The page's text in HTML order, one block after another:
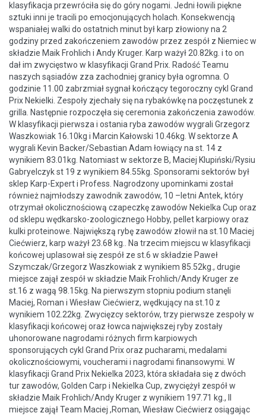
klasyfikacja przewróciła się do góry nogami. Jedni łowili piękne
sztuki inni je tracili po emocjonujących holach. Konsekwencją
wspaniałej walki do ostatnich minut był karp złowiony na 2
godziny przed zakończeniem zawodów przez zespół z Niemiec w
składzie Maik Frohlich i Andy Kruger. Karp ważył 20.82kg. i to on
dał im zwycięstwo w klasyfikacji Grand Prix. Radość Teamu
naszych sąsiadów zza zachodniej granicy była ogromna. O
godzinie 11.00 zabrzmiał sygnał kończący tegoroczny cykl Grand
Prix Nekielki. Zespoły zjechały się na rybakówkę na poczęstunek z
grilla. Następnie rozpoczęła się ceremonia zakończenia zawodów.
W klasyfikacji pierwsza i ostania ryba zawodów wygrali Grzegorz
Waszkowiak 16.10kg i Marcin Kałowski 10.46kg. W sektorze A
wygrali Kevin Backer/Sebastian Adam łowiący na st. 14 z
wynikiem 83.01kg. Natomiast w sektorze B, Maciej Klupiński/Rysiu
Gabryelczyk st 19 z wynikiem 84.55kg. Sponsorami sektorów był
sklep Karp-Expert i Profess. Nagrodzony upominkami został
również najmłodszy zawodnik zawodów, 10 –letni Antek, który
otrzymał okolicznościową czapeczkę zawodów Nekielka Cup oraz
od sklepu wędkarsko-zoologicznego Hobby, pellet karpiowy oraz
kulki proteinowe. Największą rybę zawodów złowił na st.10 Maciej
Ciećwierz, karp ważył 23.68 kg.. Na trzecim miejscu w klasyfikacji
końcowej uplasował się zespół ze st.6 w składzie Paweł
Szymczak/Grzegorz Waszkowiak z wynikiem 85.52kg., drugie
miejsce zajął zespół w składzie Maik Frohlich/Andy Kruger ze
st.16 z wagą 98.15kg. Na pierwszym stopniu podium stanęli
Maciej, Roman i Wiesław Ciećwierz, wędkujący na st.10 z
wynikiem 102.22kg. Zwycięzcy sektorów, trzy pierwsze zespoły w
klasyfikacji końcowej oraz łowca największej ryby zostały
uhonorowane nagrodami różnych firm karpiowych
sponsorujących cykl Grand Prix oraz pucharami, medalami
okolicznościowymi, voucherami i nagrodami finansowymi. W
klasyfikacji Grand Prix Nekielka 2023, która składała się z dwóch
tur zawodów, Golden Carp i Nekielka Cup, zwyciężył zespół w
składzie Maik Frohlich/Andy Kruger z wynikiem 197.71 kg., II
miejsce zajął Team Maciej ,Roman, Wiesław Ciećwierz osiągając